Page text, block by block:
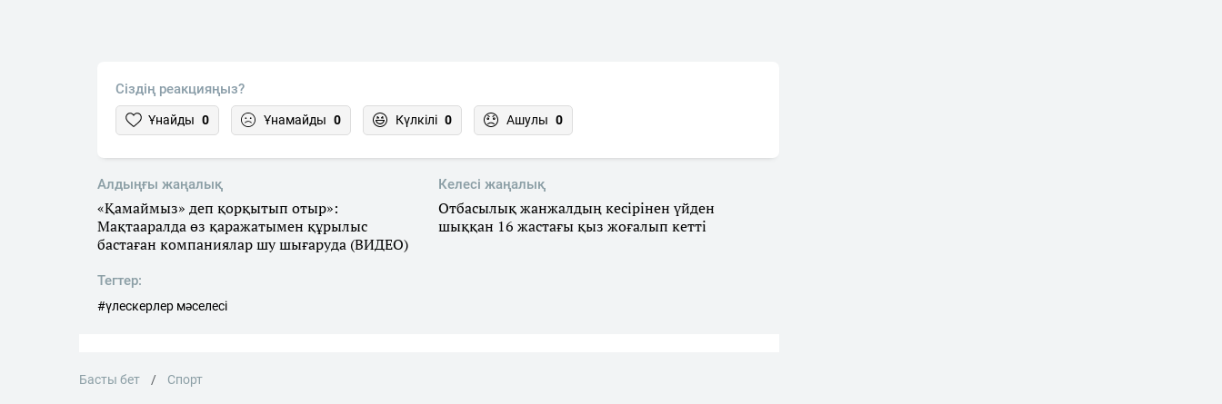
Сіздің реакцияңыз?
Ұнайды 0 Ұнамайды 0 Күлкілі 0 Ашулы 0
Алдыңғы жаңалық
«Қамаймыз» деп қорқытып отыр»:
Мақтааралда өз қаражатымен құрылыс
бастаған компаниялар шу шығаруда (ВИДЕО)
Келесі жаңалық
Отбасылық жанжалдың кесірінен үйден
шыққан 16 жастағы қыз жоғалып кетті
Тегтер:
#үлескерлер мәселесі
Басты бет Спорт